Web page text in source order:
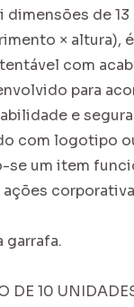
dimensões de 13
× altura),
com
para
e
com logotipo
se um item
garrafa.
DE 10